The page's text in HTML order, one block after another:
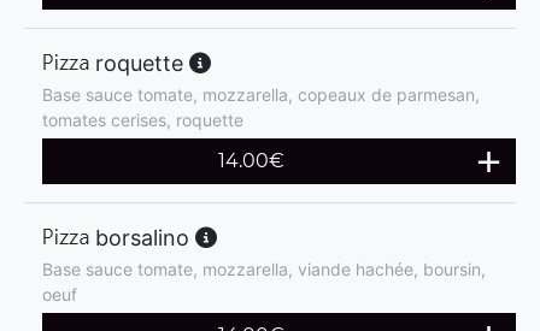
roquette
Base sauce tomate, mozzarella, copeaux de parmesan,
tomates cerises, roquette
14.00€
borsalino
Base sauce tomate, mozzarella, viande hachée, boursin,
oeuf